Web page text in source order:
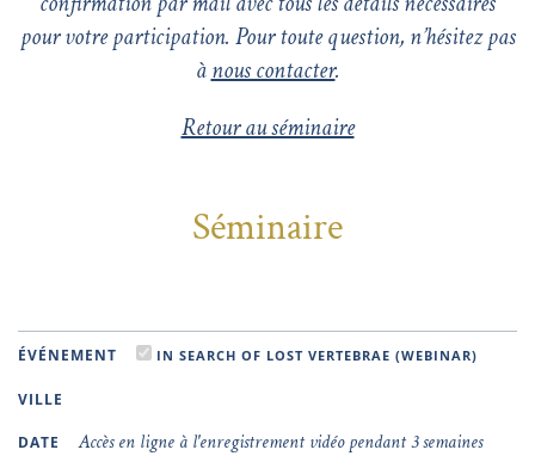
pour votre participation. Pour toute question, n’hésitez pas
ànous contacter.
Retour au séminaire
Séminaire
ÉVÉNEMENT IN SEARCH OF LOST VERTEBRAE (WEBINAR)
VILLE
DATE Accès en ligne à l'enregistrement vidéo pendant 3 semaines